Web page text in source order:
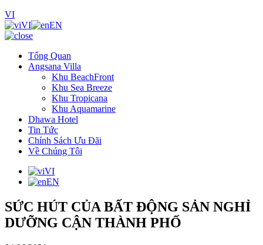
VI
VI
EN
Tổng Quan
Angsana Villa
Khu BeachFront
Khu Sea Breeze
Khu Tropicana
Khu Aquamarine
Dhawa Hotel
Tin Tức
Chính Sách Ưu Đãi
Về Chúng Tôi
VI
EN
SỨC HÚT CỦA BẤT ĐỘNG SẢN NGHỈ
DƯỠNG CẬN THÀNH PHỐ